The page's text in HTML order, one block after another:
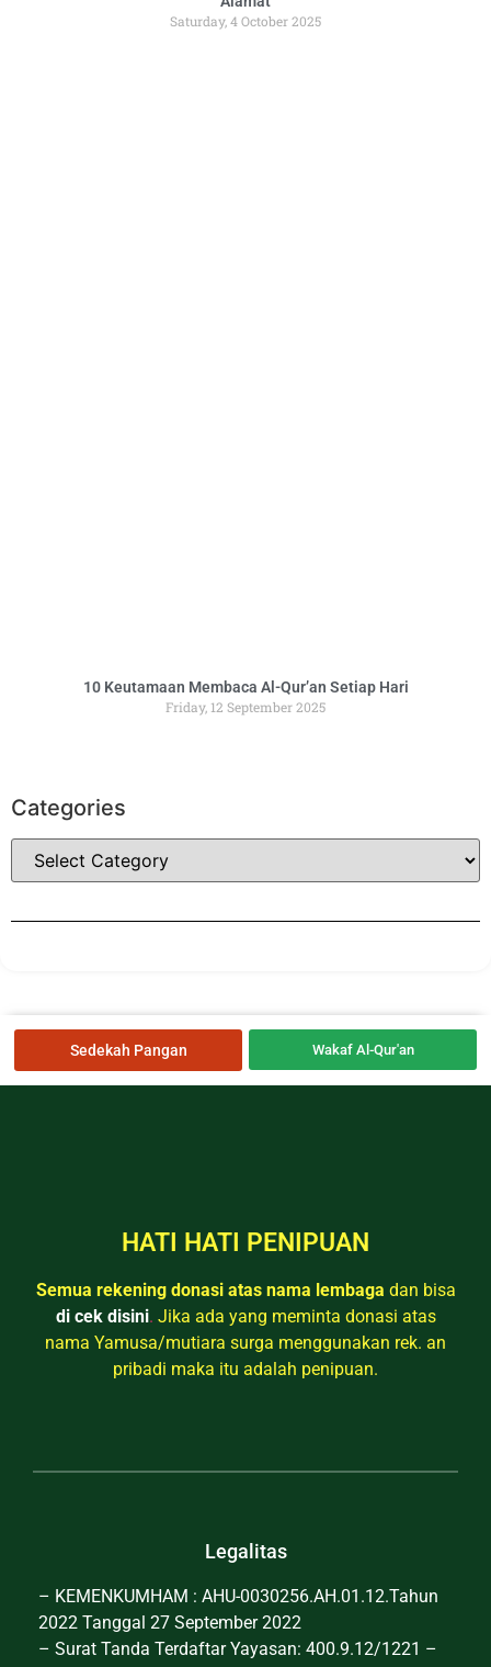
Saturday, 4 October 2025
10 Keutamaan Membaca Al-Qur’an Setiap Hari
Friday, 12 September 2025
Categories
Sedekah Pangan Wakaf Al-Qur'an
HATI HATI PENIPUAN
Semua rekening donasi atas nama lembaga dan bisa
di cek disini. Jika ada yang meminta donasi atas
nama Yamusa/mutiara surga menggunakan rek. an
pribadi maka itu adalah penipuan.
Legalitas
– KEMENKUMHAM : AHU-0030256.AH.01.12.Tahun
2022 Tanggal 27 September 2022
– Surat Tanda Terdaftar Yayasan: 400.9.12/1221 –